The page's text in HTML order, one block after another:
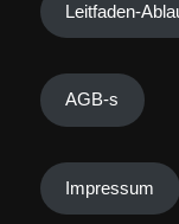
Leitfaden-
AGB-s
Impressum